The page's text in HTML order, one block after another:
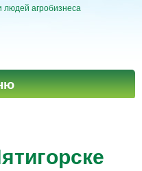
агробизнеса